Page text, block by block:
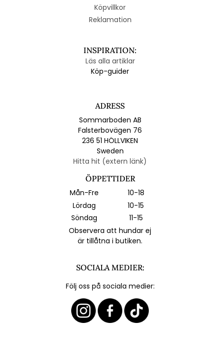
Köpvillkor
Reklamation
INSPIRATION:
Läs alla artiklar
Köp-guider
ADRESS
Sommarboden AB
Falsterbovägen 76
236 51 HÖLLVIKEN
Sweden
Hitta hit (extern länk)
ÖPPETTIDER
Mån-Fre
10-18
Lördag
10-15
Söndag
11-15
Observera att hundar ej
är tillåtna i butiken.
SOCIALA MEDIER:
Följ oss på sociala medier: